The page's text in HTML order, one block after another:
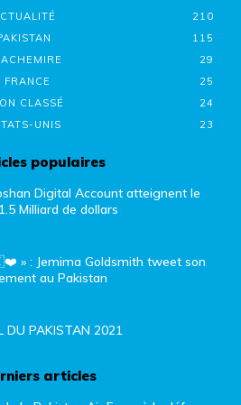
210
115
29
FRANCE
25
CLASSÉ
24
UNIS
23
populaires
Digital Account atteignent le
Milliard de dollars
» : Jemima Goldsmith tweet son
au Pakistan
DU PAKISTAN 2021
articles